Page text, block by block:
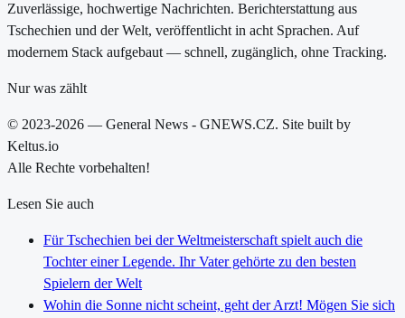
Zuverlässige, hochwertige Nachrichten. Berichterstattung aus
Tschechien und der Welt, veröffentlicht in acht Sprachen. Auf
modernem Stack aufgebaut — schnell, zugänglich, ohne Tracking.
Nur was zählt
© 2023-2026 — General News - GNEWS.CZ. Site built by
Keltus.io
Alle Rechte vorbehalten!
Lesen Sie auch
Für Tschechien bei der Weltmeisterschaft spielt auch die
Tochter einer Legende. Ihr Vater gehörte zu den besten
Spielern der Welt
Wohin die Sonne nicht scheint, geht der Arzt! Mögen Sie sich